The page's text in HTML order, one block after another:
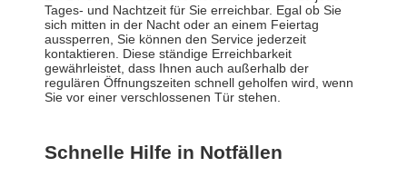
Tages- und Nachtzeit für Sie erreichbar. Egal ob Sie
sich mitten in der Nacht oder an einem Feiertag
aussperren, Sie können den Service jederzeit
kontaktieren. Diese ständige Erreichbarkeit
gewährleistet, dass Ihnen auch außerhalb der
regulären Öffnungszeiten schnell geholfen wird, wenn
Sie vor einer verschlossenen Tür stehen.
Schnelle Hilfe in Notfällen